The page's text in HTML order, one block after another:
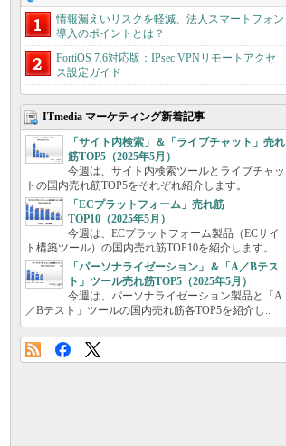
情報漏えいリスクを軽減、法人スマートフォン
導入のポイントとは？
FortiOS 7.6対応版：IPsec VPNリモートアクセ
ス設定ガイド
ITmedia マーケティング新着記事
「サイト内検索」＆「ライブチャット」売れ
筋TOP5（2025年5月）
今週は、サイト内検索ツールとライブチャッ
トの国内売れ筋TOP5をそれぞれ紹介します。
「ECプラットフォーム」売れ筋
TOP10（2025年5月）
今週は、ECプラットフォーム製品（ECサイ
ト構築ツール）の国内売れ筋TOP10を紹介します。
「パーソナライゼーション」＆「A／Bテス
ト」ツール売れ筋TOP5（2025年5月）
今週は、パーソナライゼーション製品と「A
／Bテスト」ツールの国内売れ筋各TOP5を紹介し...